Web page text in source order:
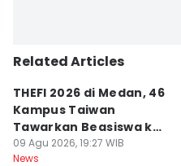
Related Articles
THEFI 2026 di Medan, 46
Kampus Taiwan
Tawarkan Beasiswa ke
Pelajar RI
09 Agu 2026, 19:27 WIB
News